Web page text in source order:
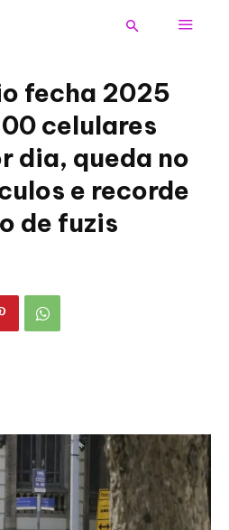
fecha 2025
celulares
dia, queda no
e recorde
de fuzis